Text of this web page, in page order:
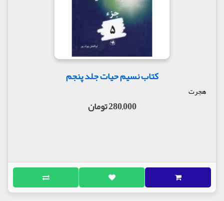
کتاب نسیم حیات جلد پنجم
هجرت
280,000 تومان